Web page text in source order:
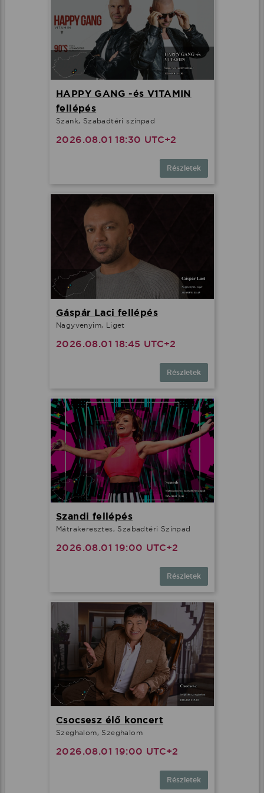
HAPPY GANG -és V1TAMIN
fellépés
Szank, Szabadtéri színpad
2026.08.01 18:30 UTC+2
Részletek
Gáspár Laci fellépés
Nagyvenyim, Liget
2026.08.01 18:45 UTC+2
Részletek
Szandi fellépés
Mátrakeresztes, Szabadtéri Színpad
2026.08.01 19:00 UTC+2
Részletek
Csocsesz élő koncert
Szeghalom, Szeghalom
2026.08.01 19:00 UTC+2
Részletek